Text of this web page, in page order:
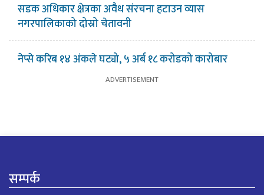
सडक अधिकार क्षेत्रका अवैध संरचना हटाउन व्यास
नगरपालिकाको दोस्रो चेतावनी
नेप्से करिब १४ अंकले घट्यो, ५ अर्ब १८ करोडको कारोबार
सम्पर्क